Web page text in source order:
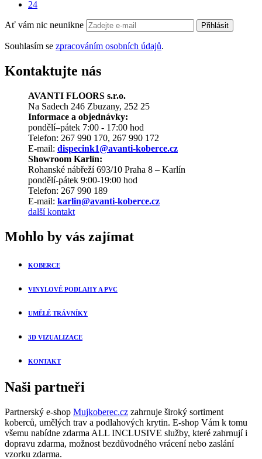
24
Ať vám nic neunikne Přihlásit
Souhlasím se zpracováním osobních údajů.
Kontaktujte nás
AVANTI FLOORS s.r.o.
Na Sadech 246 Zbuzany, 252 25
Informace a objednávky:
pondělí–pátek 7:00 - 17:00 hod
Telefon: 267 990 170, 267 990 172
E-mail: dispecink1@avanti-koberce.cz
Showroom Karlín:
Rohanské nábřeží 693/10 Praha 8 – Karlín
pondělí-pátek 9:00-19:00 hod
Telefon: 267 990 189
E-mail: karlin@avanti-koberce.cz
další kontakt
Mohlo by vás zajímat
KOBERCE
VINYLOVÉ PODLAHY A PVC
UMĚLÉ TRÁVNÍKY
3D VIZUALIZACE
KONTAKT
Naši partneři
Partnerský e-shop Mujkoberec.cz zahrnuje široký sortiment
koberců, umělých trav a podlahových krytin. E-shop Vám k tomu
všemu nabídne zdarma ALL INCLUSIVE služby, které zahrnují i
dopravu zdarma, možnost bezdůvodného vrácení nebo zaslání
vzorku zdarma.